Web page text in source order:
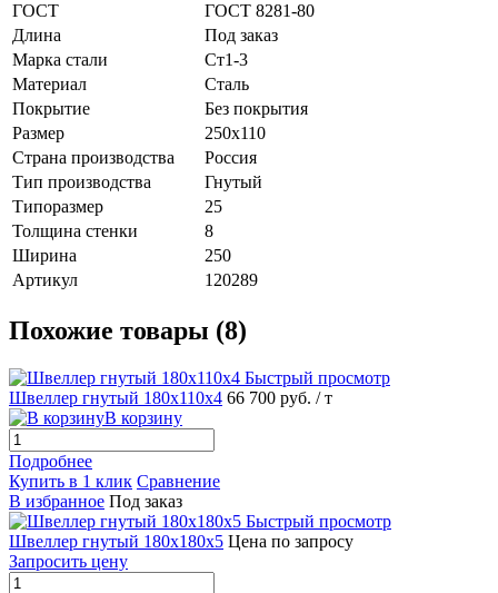
ГОСТ
ГОСТ 8281-80
Длина
Под заказ
Марка стали
Ст1-3
Материал
Сталь
Покрытие
Без покрытия
Размер
250х110
Страна производства
Россия
Тип производства
Гнутый
Типоразмер
25
Толщина стенки
8
Ширина
250
Артикул
120289
Похожие товары (8)
Быстрый просмотр
Швеллер гнутый 180х110х4 66 700 руб. / т
В корзину
Подробнее
Купить в 1 клик Сравнение
В избранное Под заказ
Быстрый просмотр
Швеллер гнутый 180х180х5 Цена по запросу
Запросить цену